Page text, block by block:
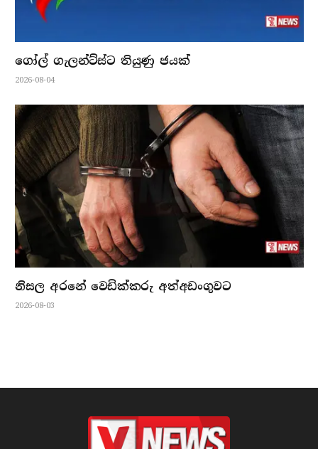
ගෝල් ගැලන්ට්ස්ට තියුණු ජයක්
2026-08-04
නිසල අරනේ වෙඩික්කරු අත්අඩංගුවට
2026-08-03